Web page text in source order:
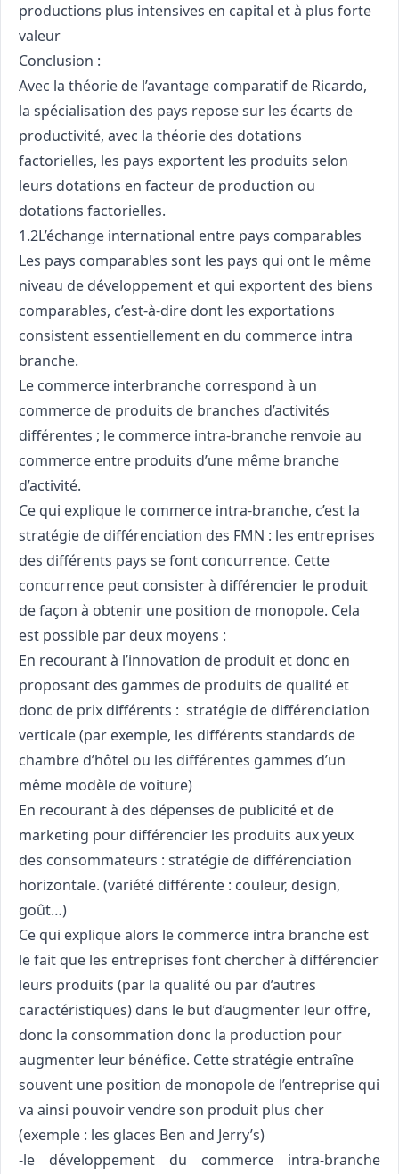
productions plus intensives en capital et à plus forte
valeur
Conclusion :
Avec la théorie de l’avantage comparatif de Ricardo,
la spécialisation des pays repose sur les écarts de
productivité, avec la théorie des dotations
factorielles, les pays exportent les produits selon
leurs dotations en facteur de production ou
dotations factorielles.
1.2L’échange international entre pays comparables
Les pays comparables sont les pays qui ont le même
niveau de développement et qui exportent des biens
comparables, c’est-à-dire dont les exportations
consistent essentiellement en du commerce intra
branche.
Le commerce interbranche correspond à un
commerce de produits de branches d’activités
différentes ; le commerce intra-branche renvoie au
commerce entre produits d’une même branche
d’activité.
Ce qui explique le commerce intra-branche, c’est la
stratégie de différenciation des FMN : les entreprises
des différents pays se font concurrence. Cette
concurrence peut consister à différencier le produit
de façon à obtenir une position de monopole. Cela
est possible par deux moyens :
En recourant à l’innovation de produit et donc en
proposant des gammes de produits de qualité et
donc de prix différents : stratégie de différenciation
verticale (par exemple, les différents standards de
chambre d’hôtel ou les différentes gammes d’un
même modèle de voiture)
En recourant à des dépenses de publicité et de
marketing pour différencier les produits aux yeux
des consommateurs : stratégie de différenciation
horizontale. (variété différente : couleur, design,
goût…)
Ce qui explique alors le commerce intra branche est
le fait que les entreprises font chercher à différencier
leurs produits (par la qualité ou par d’autres
caractéristiques) dans le but d’augmenter leur offre,
donc la consommation donc la production pour
augmenter leur bénéfice. Cette stratégie entraîne
souvent une position de monopole de l’entreprise qui
va ainsi pouvoir vendre son produit plus cher
(exemple : les glaces Ben and Jerry’s)
-le développement du commerce intra-branche